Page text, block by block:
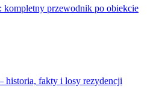
kompletny przewodnik po obiekcie
historia, fakty i losy rezydencji